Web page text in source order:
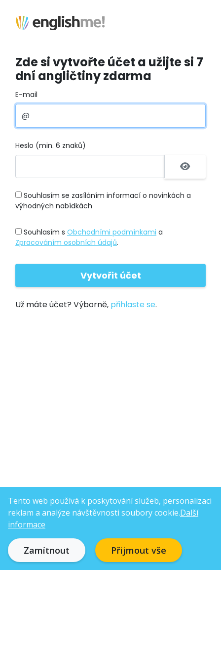
Zde si vytvořte účet a užijte si 7
dní angličtiny zdarma
E-mail
Heslo (min. 6 znaků)
Souhlasím se zasíláním informací o novinkách a
výhodných nabídkách
Souhlasím s Obchodními podmínkami a
Zpracováním osobních údajů.
Už máte účet? Výborně, přihlaste se.
Tento web používá k poskytování služeb, personalizaci
reklam a analýze návštěvnosti soubory cookie.Další
informace
Zamítnout Přijmout vše